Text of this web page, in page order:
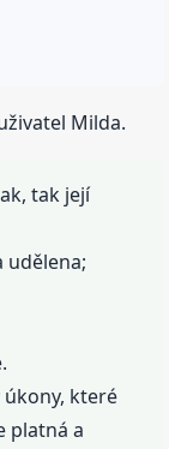
Milda.
tak její
udělena;
úkony, které
platná a